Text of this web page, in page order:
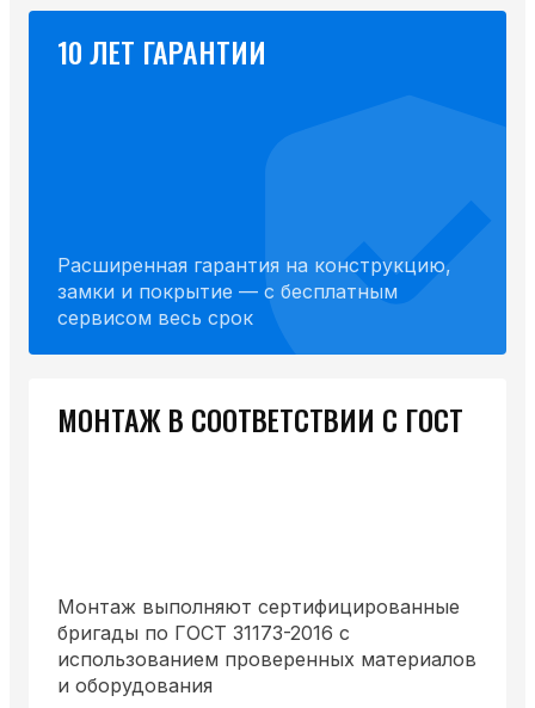
10 ЛЕТ ГАРАНТИИ
Расширенная гарантия на конструкцию,
замки и покрытие — с бесплатным
сервисом весь срок
МОНТАЖ В СООТВЕТСТВИИ С ГОСТ
Монтаж выполняют сертифицированные
бригады по ГОСТ 31173-2016 с
использованием проверенных материалов
и оборудования